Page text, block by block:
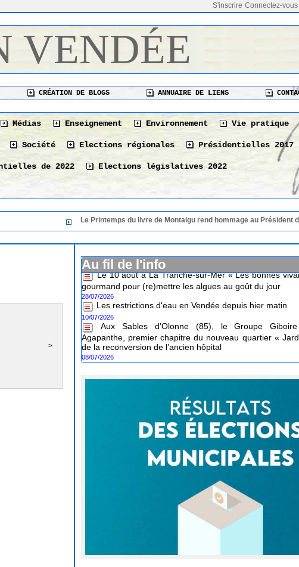
Connectez-vous
S'inscrire
VENDÉE
CRÉATION DE BLOGS ANNUAIRE DE LIENS
Médias Enseignement Environnement Vie pratique
Société Elections régionales Présidentielles 2017
de 2022 Elections législatives 2022
Le Printemps du livre de Montaigu rend hommage au Président de sa 36 éme
>
Au fil de l'info
Le Printemps du livre de Montaigu rend hommage
36 éme édition
Le 10 août à La Tranche-sur-Mer « Les bonnes
gourmand pour (re)mettre les algues au goût du jour
28/07/2026
Les restrictions d'eau en Vendée depuis hier matin
10/07/2026
Aux Sables d’Olonne (85), le Groupe
Agapanthe, premier chapitre du nouveau quartier «
de la reconversion de l’ancien hôpital
08/07/2026